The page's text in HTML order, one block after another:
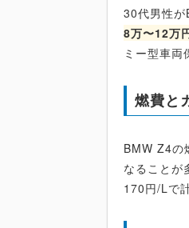
30代男性
8万〜12万
ミー型車両
燃費と
BMW Z4の
なることが
170円/Lで